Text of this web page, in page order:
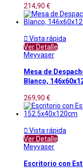
214,90 €
 Vista rápida
Ver Detalle
Meyvaser
Mesa de
Blanco,
269,90 €
 Vista rápida
Ver Detalle
Meyvaser
Escritorio con